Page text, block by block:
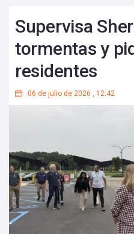
Supervisa
tormentas y
residentes
06 de julio de 2026 , 12:42